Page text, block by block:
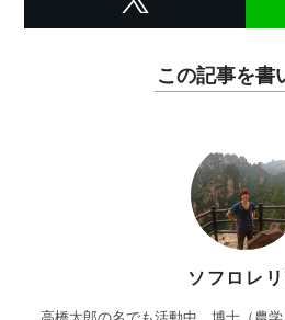
この記事を書
ソフロレ